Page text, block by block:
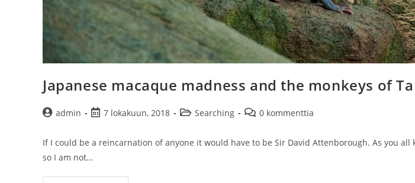
Japanese macaque madness and the monkeys of
Artikkelin
admin
Artikkeli
7 lokakuun, 2018
Artikkelin
Searching
Artikkelin
0 kommenttia
If I could be a reincarnation of anyone it would have to be Sir David Attenborough. As you all
so I am not…